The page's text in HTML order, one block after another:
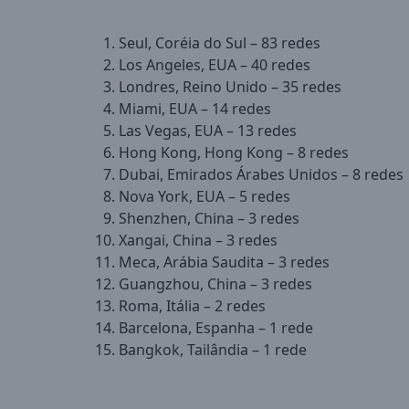
Seul, Coréia do Sul – 83 redes
Los Angeles, EUA – 40 redes
Londres, Reino Unido – 35 redes
Miami, EUA – 14 redes
Las Vegas, EUA – 13 redes
Hong Kong, Hong Kong – 8 redes
Dubai, Emirados Árabes Unidos – 8 redes
Nova York, EUA – 5 redes
Shenzhen, China – 3 redes
Xangai, China – 3 redes
Meca, Arábia Saudita – 3 redes
Guangzhou, China – 3 redes
Roma, Itália – 2 redes
Barcelona, Espanha – 1 rede
Bangkok, Tailândia – 1 rede